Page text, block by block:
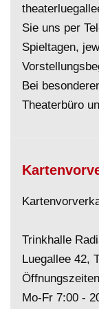
Sie uns per
Spieltagen,
Bei
Theaterbüro
Trinkhalle
Luegallee 42,
Mo-Fr 7:00 -